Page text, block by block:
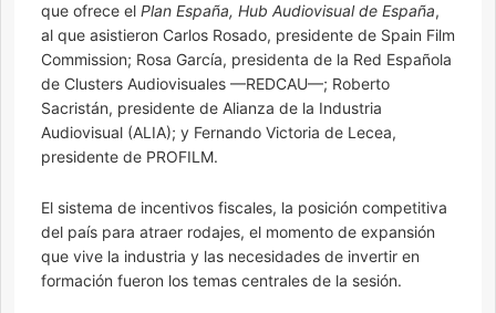
que ofrece el Plan España, Hub Audiovisual de España,
al que asistieron Carlos Rosado, presidente de Spain Film
Commission; Rosa García, presidenta de la Red Española
de Clusters Audiovisuales —REDCAU—; Roberto
Sacristán, presidente de Alianza de la Industria
Audiovisual (ALIA); y Fernando Victoria de Lecea,
presidente de PROFILM.
El sistema de incentivos fiscales, la posición competitiva
del país para atraer rodajes, el momento de expansión
que vive la industria y las necesidades de invertir en
formación fueron los temas centrales de la sesión.